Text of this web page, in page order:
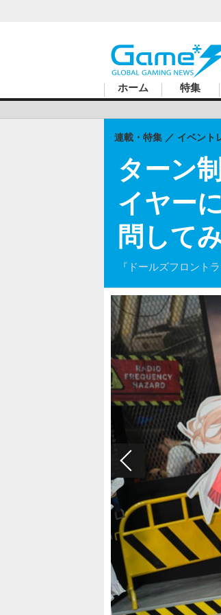
ホーム 特集
ターン
イヤー
問して
『ドールズフロント
連載・特集 イベント